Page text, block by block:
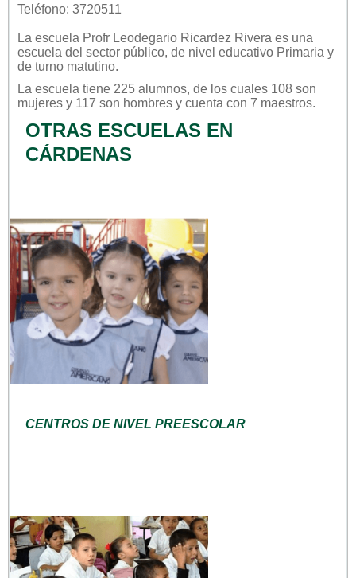
Teléfono: 3720511
La escuela Profr Leodegario Ricardez Rivera es una
escuela del sector público, de nivel educativo Primaria y
de turno matutino.
La escuela tiene 225 alumnos, de los cuales 108 son
mujeres y 117 son hombres y cuenta con 7 maestros.
OTRAS ESCUELAS EN
CÁRDENAS
CENTROS DE NIVEL PREESCOLAR